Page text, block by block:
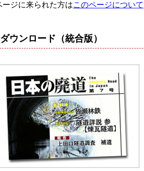
ジに来られた方はこのページについて
ウンロード （統合版）